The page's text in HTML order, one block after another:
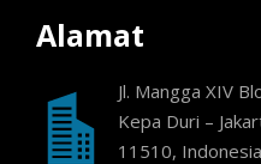
Alamat
Jl. Mangga XIV
Kepa Duri –
11510,